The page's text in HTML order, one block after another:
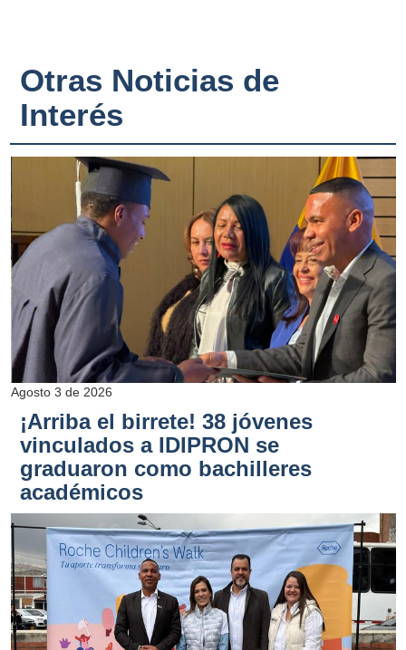
Otras Noticias de
Interés
Agosto 3 de 2026
¡Arriba el birrete! 38 jóvenes
vinculados a IDIPRON se
graduaron como bachilleres
académicos